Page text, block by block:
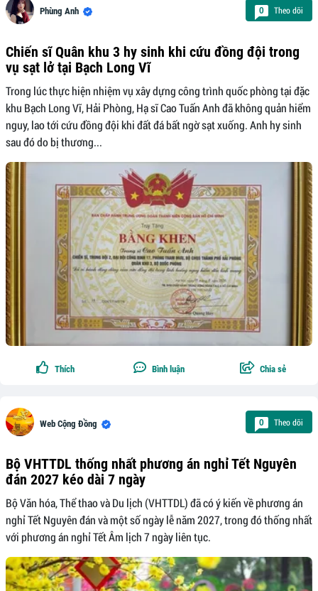
Phùng Anh 0 Theo dõi
Chiến sĩ Quân khu 3 hy sinh khi cứu đồng đội trong
vụ sạt lở tại Bạch Long Vĩ
Trong lúc thực hiện nhiệm vụ xây dựng công trình quốc phòng tại đặc
khu Bạch Long Vĩ, Hải Phòng, Hạ sĩ Cao Tuấn Anh đã không quản hiểm
nguy, lao tới cứu đồng đội khi đất đá bất ngờ sạt xuống. Anh hy sinh
sau đó do bị thương...
Thích Bình luận Chia sẻ
Web Cộng Đồng 0 Theo dõi
Bộ VHTTDL thống nhất phương án nghỉ Tết Nguyên
đán 2027 kéo dài 7 ngày
Bộ Văn hóa, Thể thao và Du lịch (VHTTDL) đã có ý kiến về phương án
nghỉ Tết Nguyên đán và một số ngày lễ năm 2027, trong đó thống nhất
với phương án nghỉ Tết Âm lịch 7 ngày liên tục.